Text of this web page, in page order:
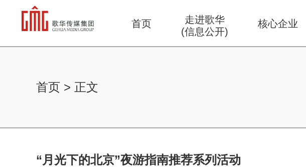
首页
走进歌华
(信息公开)
核心企业
首页 > 正文
“月光下的北京”夜游指南推荐系列活动